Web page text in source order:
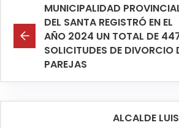
MUNICIPALIDAD
DEL SANTA REGISTRÓ EN EL
AÑO 2024 UN TOTAL DE
SOLICITUDES DE DIVORCIO
PAREJAS
ALCALDE